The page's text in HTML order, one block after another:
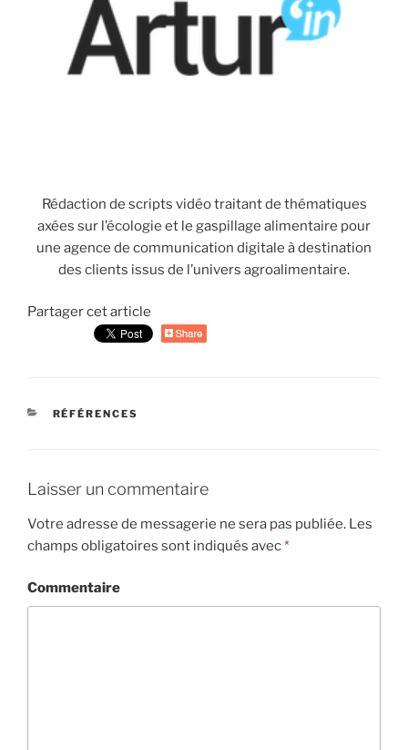
Rédaction de scripts vidéo traitant de thématiques
axées sur l’écologie et le gaspillage alimentaire pour
une agence de communication digitale à destination
des clients issus de l’univers agroalimentaire.
Partager cet article
CATÉGORIES
RÉFÉRENCES
Laisser un commentaire
Votre adresse de messagerie ne sera pas publiée. Les
champs obligatoires sont indiqués avec*
Commentaire